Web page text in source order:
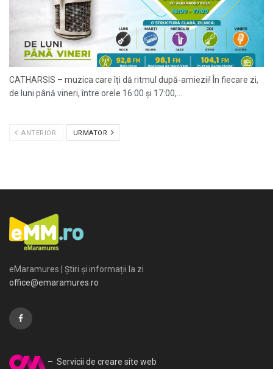
CATHARSIS – muzica care îți dă ritmul după-amiezii! În fiecare zi,
de luni până vineri, între orele 16:00 și 17:00,...
ANTERIOR URMATOR
eMaramures | Știri și informații la zi
office@emaramures.ro
– Servicii de creare site web